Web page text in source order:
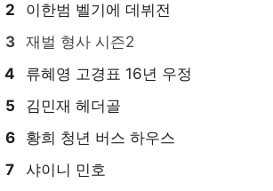
2 이한범 벨기에 데뷔전
4 류혜영 고경표 16년 우정
5 김민재 헤더골
6 황희 청년 버스 하우스
7 샤이니 민호